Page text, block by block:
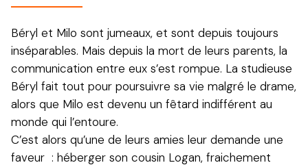
Béryl et Milo sont jumeaux, et sont depuis toujours
inséparables. Mais depuis la mort de leurs parents, la
communication entre eux s’est rompue. La studieuse
Béryl fait tout pour poursuivre sa vie malgré le drame,
alors que Milo est devenu un fêtard indifférent au
monde qui l’entoure.
C’est alors qu’une de leurs amies leur demande une
faveur : héberger son cousin Logan, fraichement